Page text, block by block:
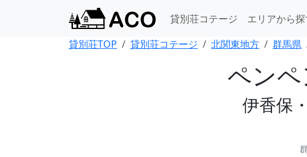
貸別荘コテージ エリアから
貸別荘TOP
貸別荘コテージ 北関東地方 群馬県
ペン
伊香保